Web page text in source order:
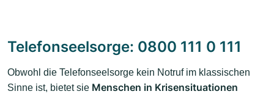
Telefonseelsorge: 0800 111 0 111
Obwohl die Telefonseelsorge kein Notruf im klassischen
Sinne ist, bietet sie Menschen in Krisensituationen